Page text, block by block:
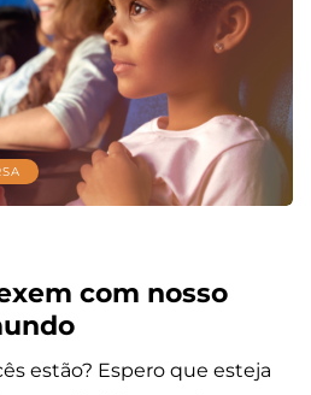
com nosso
estão? Espero que esteja